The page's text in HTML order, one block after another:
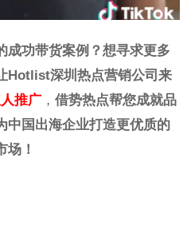
成功带货案例？想寻求更多
Hotlist深圳热点营销公司来
推广 ， 借势热点帮您成就品
中国出海企业打造更优质的
场！